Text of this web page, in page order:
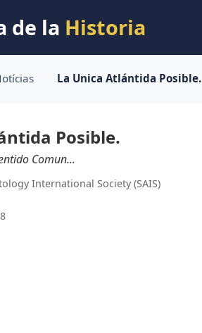
de la Historia
La Unica Atlántida Posible.
Posible.
Comun...
International Society (SAIS)